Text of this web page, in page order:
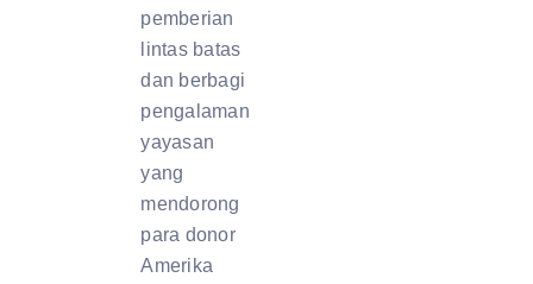
pemberian
lintas batas
dan berbagi
pengalaman
yayasan
yang
mendorong
para donor
Amerika